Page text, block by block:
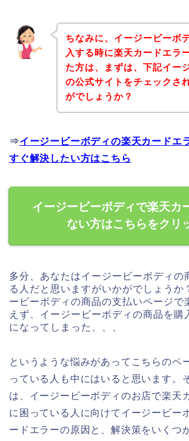
ちなみに、イージービーボ
入する時に楽天カードエラ
た方は、まずは、下記イー
の公式サイトをチェックさ
がでしょうか？
⇒イージービーボディの楽天カードエ
すぐ解決したい方はこちら
イージービーボディで楽天カ
ない方はこちらをクリ
多分、あなたはイージービーボディの
る人だと思いますがいかがでしょうか
ービーボディの商品の支払いページで
えず、イージービーボディの商品を購
になってしまった、、、
というような悩みがあってこちらのペ
っている人も中にはいると思います。
は、イージービーボディのお店で楽天
に困っている人に向けてイージービー
ードエラーの原因と、解決策をいくつ